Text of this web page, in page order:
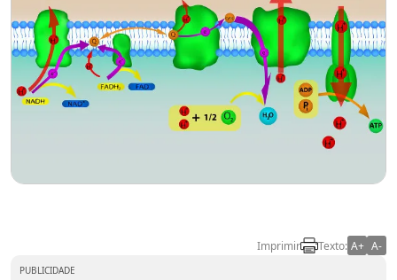
Imprimir Texto: A+ A-
PUBLICIDADE